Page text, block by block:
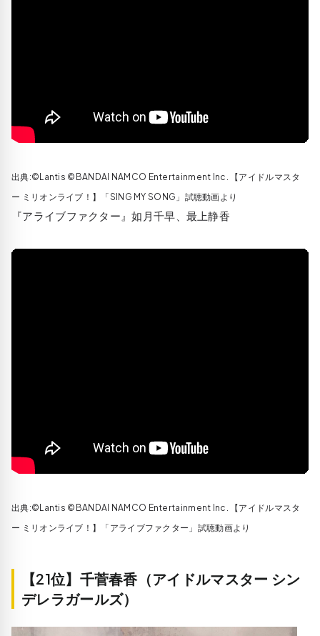
出典:©Lantis ©BANDAI NAMCO Entertainment Inc. 【アイドルマスタ
ー ミリオンライブ！】「SING MY SONG」試聴動画より
『アライブファクター』如月千早、最上静香
出典:©Lantis ©BANDAI NAMCO Entertainment Inc. 【アイドルマスタ
ー ミリオンライブ！】「アライブファクター」試聴動画より
【21位】千菅春香（アイドルマスター シン
デレラガールズ）